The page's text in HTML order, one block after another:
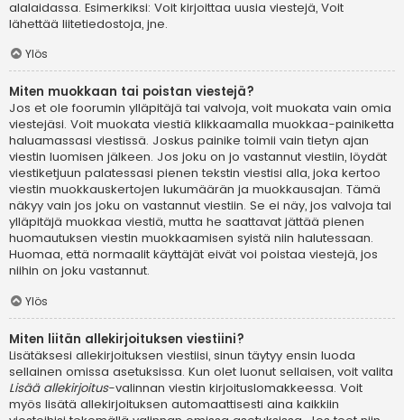
alalaidassa. Esimerkiksi: Voit kirjoittaa uusia viestejä, Voit
lähettää liitetiedostoja, jne.
Ylös
Miten muokkaan tai poistan viestejä?
Jos et ole foorumin ylläpitäjä tai valvoja, voit muokata vain omia
viestejäsi. Voit muokata viestiä klikkaamalla muokkaa-painiketta
haluamassasi viestissä. Joskus painike toimii vain tietyn ajan
viestin luomisen jälkeen. Jos joku on jo vastannut viestiin, löydät
viestiketjuun palatessasi pienen tekstin viestisi alla, joka kertoo
viestin muokkauskertojen lukumäärän ja muokkausajan. Tämä
näkyy vain jos joku on vastannut viestiin. Se ei näy, jos valvoja tai
ylläpitäjä muokkaa viestiä, mutta he saattavat jättää pienen
huomautuksen viestin muokkaamisen syistä niin halutessaan.
Huomaa, että normaalit käyttäjät eivät voi poistaa viestejä, jos
niihin on joku vastannut.
Ylös
Miten liitän allekirjoituksen viestiini?
Lisätäksesi allekirjoituksen viestiisi, sinun täytyy ensin luoda
sellainen omissa asetuksissa. Kun olet luonut sellaisen, voit valita
Lisää allekirjoitus-valinnan viestin kirjoituslomakkeessa. Voit
myös lisätä allekirjoituksen automaattisesti aina kaikkiin